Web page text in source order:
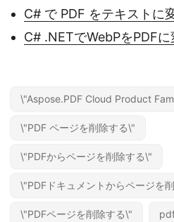
C# で PDF をテキストに
C# .NETでWebPをPDFに
\"Aspose.PDF Cloud Product
\"PDF ページを削除する\"
\"PDFからページを削除する\"
\"PDFドキュメントからページを
\"PDFページを削除する\"